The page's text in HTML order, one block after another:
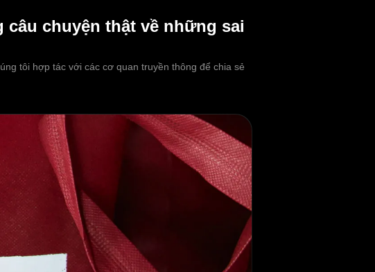
câu chuyện thật về những sai
tôi hợp tác với các cơ quan truyền thông để chia sẻ